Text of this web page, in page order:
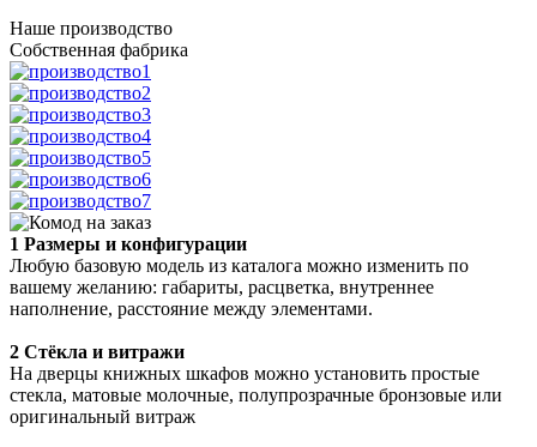
Наше производство
Собственная фабрика
1 Размеры и конфигурации
Любую базовую модель из каталога можно изменить по
вашему желанию: габариты, расцветка, внутреннее
наполнение, расстояние между элементами.
2 Стёкла и витражи
На дверцы книжных шкафов можно установить простые
стекла, матовые молочные, полупрозрачные бронзовые или
оригинальный витраж